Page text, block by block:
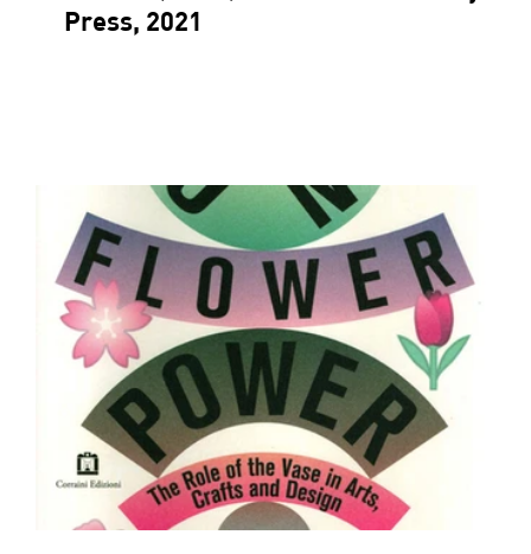
Press, 2021